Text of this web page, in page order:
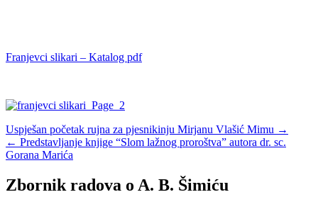
Franjevci slikari – Katalog pdf
Navigacija
objava
Uspješan početak rujna za pjesnikinju Mirjanu Vlašić Mimu →
← Predstavljanje knjige “Slom lažnog proroštva” autora dr. sc.
Gorana Marića
Zbornik radova o A. B. Šimiću